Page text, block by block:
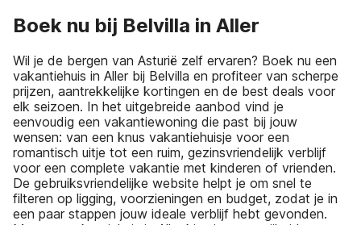
Boek nu bij Belvilla in Aller
Wil je de bergen van Asturië zelf ervaren? Boek nu een
vakantiehuis in Aller bij Belvilla en profiteer van scherpe
prijzen, aantrekkelijke kortingen en de best deals voor
elk seizoen. In het uitgebreide aanbod vind je
eenvoudig een vakantiewoning die past bij jouw
wensen: van een knus vakantiehuisje voor een
romantisch uitje tot een ruim, gezinsvriendelijk verblijf
voor een complete vakantie met kinderen of vrienden.
De gebruiksvriendelijke website helpt je om snel te
filteren op ligging, voorzieningen en budget, zodat je in
een paar stappen jouw ideale verblijf hebt gevonden.